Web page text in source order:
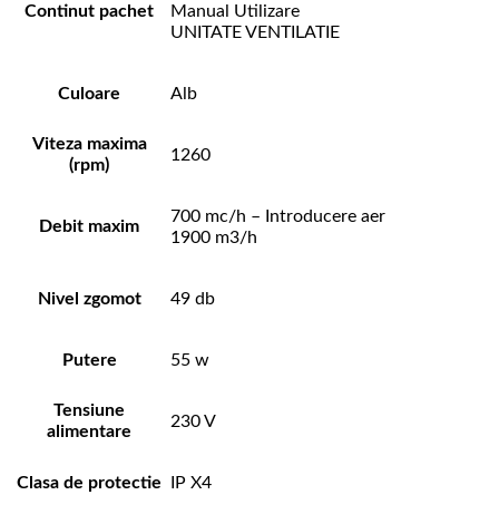
Continut pachet
Manual Utilizare
UNITATE VENTILATIE
Culoare Alb
Viteza maxima
(rpm)
1260
Debit maxim
700 mc/h – Introducere aer
1900 m3/h
Nivel zgomot 49 db
Putere 55 w
Tensiune
alimentare
230 V
Clasa de protectie IP X4